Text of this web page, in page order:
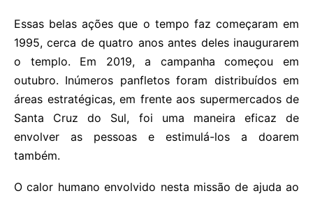
Essas belas ações que o tempo faz começaram em
1995, cerca de quatro anos antes deles inaugurarem
o templo. Em 2019, a campanha começou em
outubro. Inúmeros panfletos foram distribuídos em
áreas estratégicas, em frente aos supermercados de
Santa Cruz do Sul, foi uma maneira eficaz de
envolver as pessoas e estimulá-los a doarem
também.
O calor humano envolvido nesta missão de ajuda ao